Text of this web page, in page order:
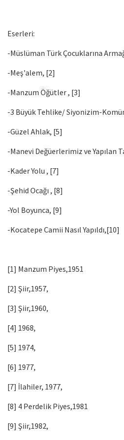
Eserleri:
-Müslüman Türk Çocuklarına
-Meş'alem, [2]
-Manzum Öğütler , [3]
-3 Büyük Tehlike/ Siyonizim-
-Güzel Ahlak, [5]
-Manevi Değüerlerimiz ve Yapılan
-Kader Yolu , [7]
-Şehid Ocağı , [8]
-Yol Boyunca, [9]
-Kocatepe Camii Nasıl Yapıldı,[10]
[1] Manzum Piyes,1951
[2] Şiir,1957,
[3] Şiir,1960,
[4] 1968,
[5] 1974,
[6] 1977,
[7] İlahiler, 1977,
[8] 4 Perdelik Piyes,1981
[9] Şiir,1982,